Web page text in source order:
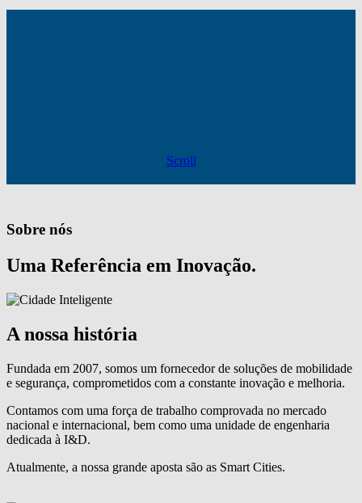
Scroll
Sobre nós
Uma Referência em Inovação.
A nossa história
Fundada em 2007, somos um fornecedor de soluções de mobilidade
e segurança, comprometidos com a constante inovação e melhoria.
Contamos com uma força de trabalho comprovada no mercado
nacional e internacional, bem como uma unidade de engenharia
dedicada à I&D.
Atualmente, a nossa grande aposta são as Smart Cities.